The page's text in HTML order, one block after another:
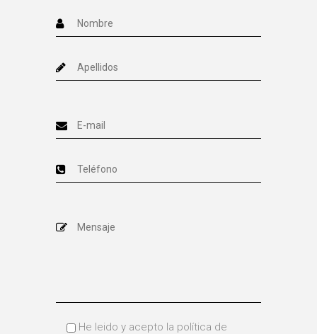
He leido y acepto la política de